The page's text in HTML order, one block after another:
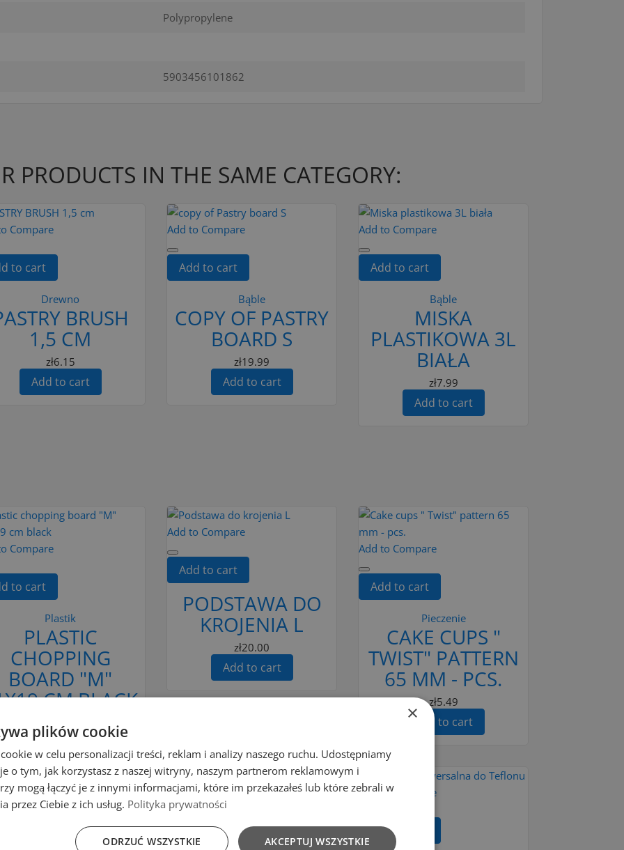
Polypropylene
5903456101862
PRODUCTS IN THE SAME CATEGORY:
Compare
to cart
Drewno
BRUSH
1,5 CM
zł6.15
Add to cart
Add to Compare
Add to cart
Bąble
COPY OF PASTRY
BOARD S
zł19.99
Add to cart
Add to Compare
Add to cart
Bąble
MISKA
PLASTIKOWA 3L
BIAŁA
zł7.99
Add to cart
Compare
to cart
Plastik
PLASTIC
CHOPPING
BOARD "M"
CM BLACK
zł12.99
Add to cart
Add to Compare
Add to cart
PODSTAWA DO
KROJENIA L
zł20.00
Add to cart
Add to Compare
Add to cart
Pieczenie
CAKE CUPS "
TWIST" PATTERN
65 MM - PCS.
zł5.49
Add to cart
Compare
Add to Compare
Add to cart
Add to Compare
Add to cart
×
plików cookie
w celu personalizacji treści, reklam i analizy naszego ruchu. Udostępniamy
o tym, jak korzystasz z naszej witryny, naszym partnerom reklamowym i
mogą łączyć je z innymi informacjami, które im przekazałeś lub które zebrali w
przez Ciebie z ich usług. Polityka prywatności
AKCEPTUJ WSZYSTKIE
ODRZUĆ WSZYSTKIE